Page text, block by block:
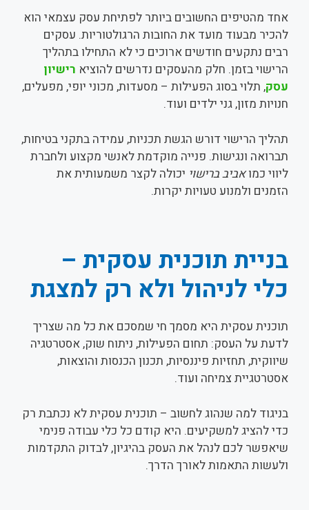
אחד מהטיפים החשובים ביותר לפתיחת עסק עצמאי הוא
להכיר מבעוד מועד את החובות הרגולטוריות. עסקים
רבים נתקעים חודשים ארוכים כי לא התחילו בתהליך
הרישוי בזמן. חלק מהעסקים נדרשים להוציא רישיון
עסק, תלוי בסוג הפעילות – מסעדות, מכוני יופי, מפעלים,
חנויות מזון, גני ילדים ועוד.
תהליך הרישוי דורש הגשת תכניות, עמידה בתקני בטיחות,
תברואה ונגישות. פנייה מוקדמת לאנשי מקצוע ולחברת
ליווי כמואביב ברישוי יכולה לקצר משמעותית את
הזמנים ולמנוע טעויות יקרות.
בניית תוכנית עסקית –
כלי לניהול ולא רק למצגת
תוכנית עסקית היא מסמך חי שמסכם את כל מה שצריך
לדעת על העסק: תחום הפעילות, ניתוח שוק, אסטרטגיה
שיווקית, תחזיות פיננסיות, תכנון הכנסות והוצאות,
אסטרטגיית צמיחה ועוד.
בניגוד למה שנהוג לחשוב – תוכנית עסקית לא נכתבת רק
כדי להציג למשקיעים. היא קודם כל כלי עבודה פנימי
שיאפשר לכם לנהל את העסק בהיגיון, לבדוק התקדמות
ולעשות התאמות לאורך הדרך.